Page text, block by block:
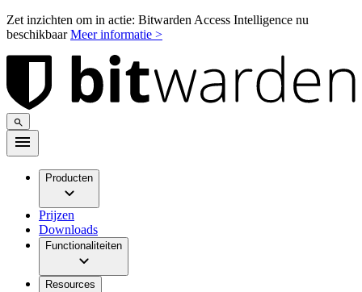
Zet inzichten om in actie: Bitwarden Access Intelligence nu
beschikbaarMeer informatie >
Producten
Prijzen
Downloads
Functionaliteiten
Resources